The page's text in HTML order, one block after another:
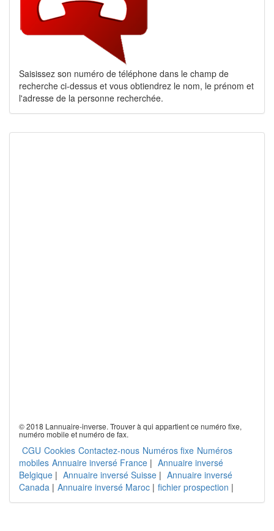
Saisissez son numéro de téléphone dans le champ de
recherche ci-dessus et vous obtiendrez le nom, le prénom et
l'adresse de la personne recherchée.
© 2018 Lannuaire-inverse. Trouver à qui appartient ce numéro fixe,
numéro mobile et numéro de fax.
CGU Cookies Contactez-nous Numéros fixe Numéros
mobiles Annuaire inversé France | Annuaire inversé
Belgique | Annuaire inversé Suisse | Annuaire inversé
Canada | Annuaire inversé Maroc | fichier prospection |